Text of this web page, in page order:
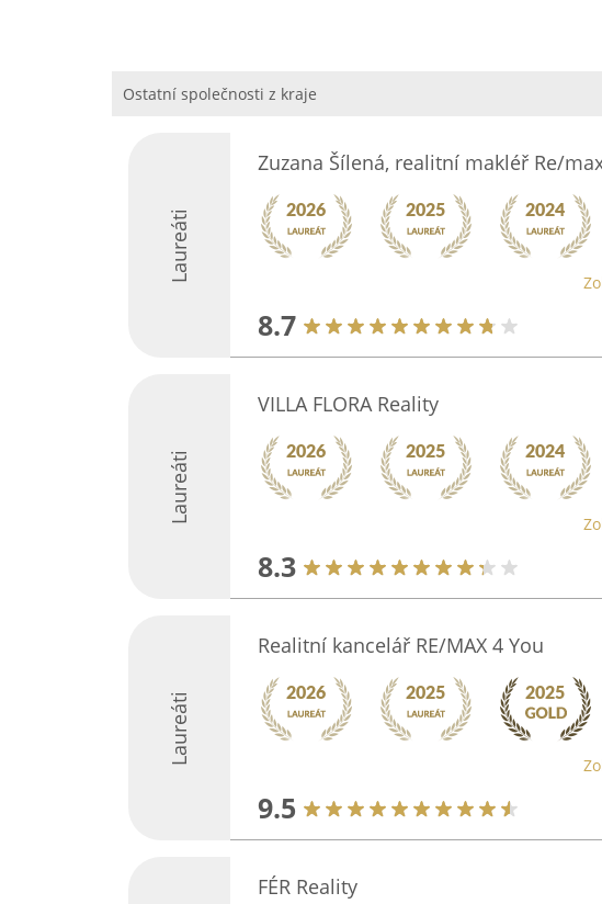
Ostatní společnosti z kraje
Laureáti
Zuzana Šílená, realitní makléř Re/
8.7
Laureáti
VILLA FLORA Reality
8.3
Laureáti
Realitní kancelář RE/MAX 4 You
9.5
FÉR Reality